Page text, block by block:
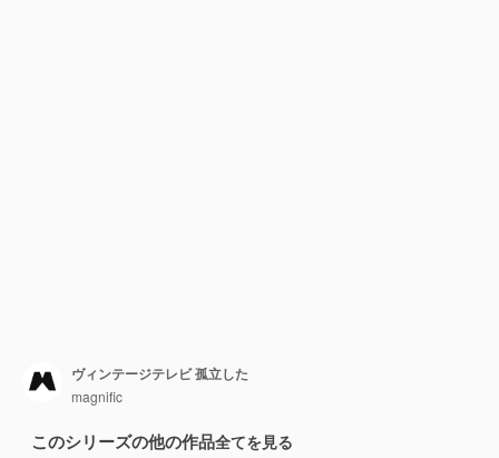
ヴィンテージテレビ 孤立した
magnific
このシリーズの他の作品全てを見る